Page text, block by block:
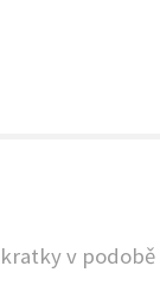
v podobě